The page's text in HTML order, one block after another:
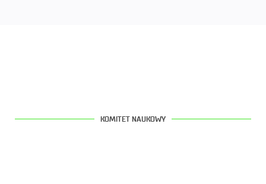
KOMITET NAUKOWY